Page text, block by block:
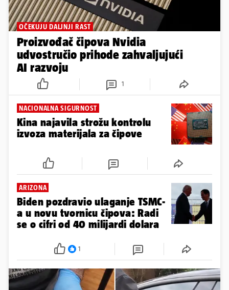
OČEKUJU DALJNJI RAST
Proizvođač čipova Nvidia
udvostručio prihode zahvaljujući
AI razvoju
1
NACIONALNA SIGURNOST
Kina najavila strožu kontrolu
izvoza materijala za čipove
ARIZONA
Biden pozdravio ulaganje TSMC-
a u novu tvornicu čipova: Radi
se o cifri od 40 milijardi dolara
1